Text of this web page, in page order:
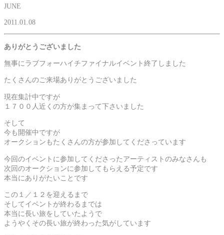
JUNE
2011.01.08
ありがとうございました
無事にラブフォーハイチファイナルイベント終了しました
たくさんのご来場ありがとうございました
現在集計中ですが
１７００人近くの方が集まって下さいました
そして
今も開催中ですが
オークションもたくさんの方が参加してくださっています
今回のイベントに参加してくださったアーティストのみなさんも
次回のオークションに参加してもらえる予定です
本当にありがたいことです
この１／１２を迎えるまで
そしてイベントが終わるまでは
本当に長い旅をしていたようで
ようやくその長い旅が終わった気がしています